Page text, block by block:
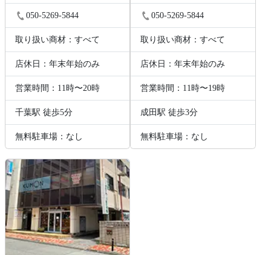
ル 2階B号
050-5269-5844
取り扱い商材：すべて
店休日：年末年始のみ
営業時間：11時〜20時
千葉駅 徒歩5分
無料駐車場：なし
050-5269-5844
取り扱い商材：すべて
店休日：年末年始のみ
営業時間：11時〜19時
成田駅 徒歩3分
無料駐車場：なし